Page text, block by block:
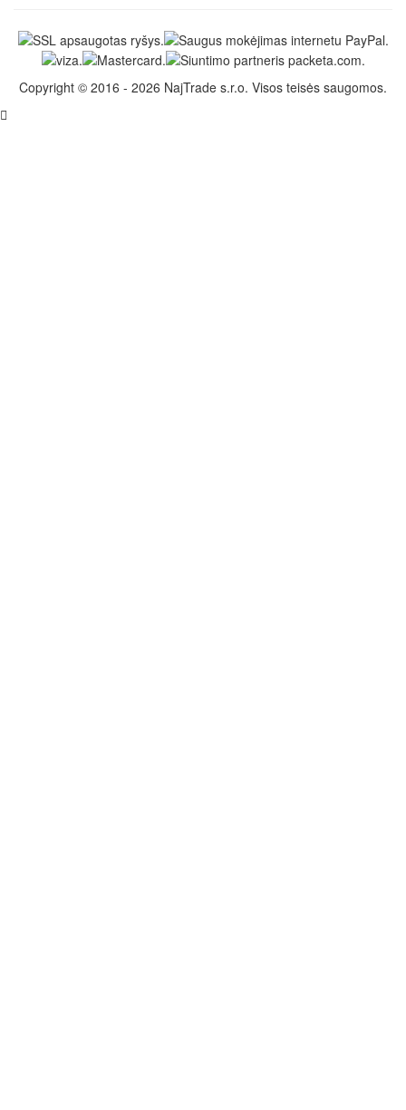
Copyright © 2016 - 2026 NajTrade s.r.o. Visos teisės saugomos.